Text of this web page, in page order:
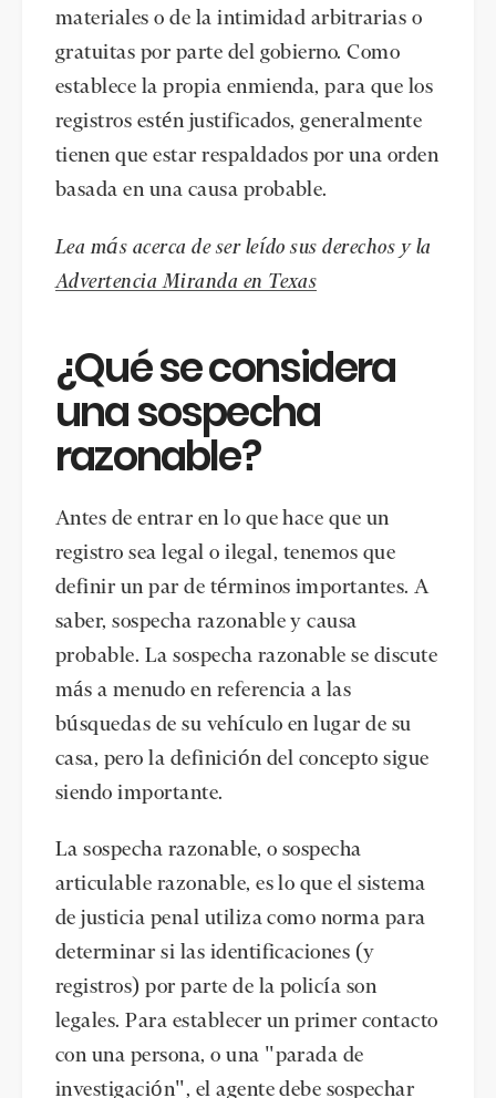
materiales o de la intimidad arbitrarias o
gratuitas por parte del gobierno. Como
establece la propia enmienda, para que los
registros estén justificados, generalmente
tienen que estar respaldados por una orden
basada en una causa probable.
Lea más acerca de ser leído sus derechos y la
Advertencia Miranda en Texas
¿Qué se considera
una sospecha
razonable?
Antes de entrar en lo que hace que un
registro sea legal o ilegal, tenemos que
definir un par de términos importantes. A
saber, sospecha razonable y causa
probable. La sospecha razonable se discute
más a menudo en referencia a las
búsquedas de su vehículo en lugar de su
casa, pero la definición del concepto sigue
siendo importante.
La sospecha razonable, o sospecha
articulable razonable, es lo que el sistema
de justicia penal utiliza como norma para
determinar si las identificaciones (y
registros) por parte de la policía son
legales. Para establecer un primer contacto
con una persona, o una "parada de
investigación", el agente debe sospechar